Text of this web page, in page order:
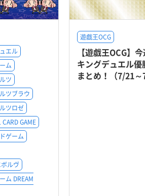
エル
ム
ツ
ツブラウ
ツロゼ
GAME
ゲーム
ルヴ
ム DREAM
遊戯王OCG
【遊戯王OCG】
キングデュエル優
まとめ！（7/21～